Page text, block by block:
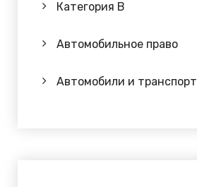
Категория B
Автомобильное право
Автомобили и транспорт